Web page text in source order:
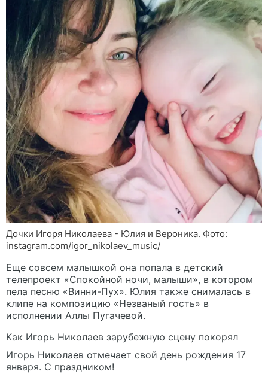
Дочки Игоря Николаева - Юлия и Вероника. Фото:
instagram.com/igor_nikolaev_music/
Еще совсем малышкой она попала в детский
телепроект «Спокойной ночи, малыши», в котором
пела песню «Винни-Пух». Юлия также снималась в
клипе на композицию «Незваный гость» в
исполнении Аллы Пугачевой.
Как Игорь Николаев зарубежную сцену покорял
Игорь Николаев отмечает свой день рождения 17
января. С праздником!